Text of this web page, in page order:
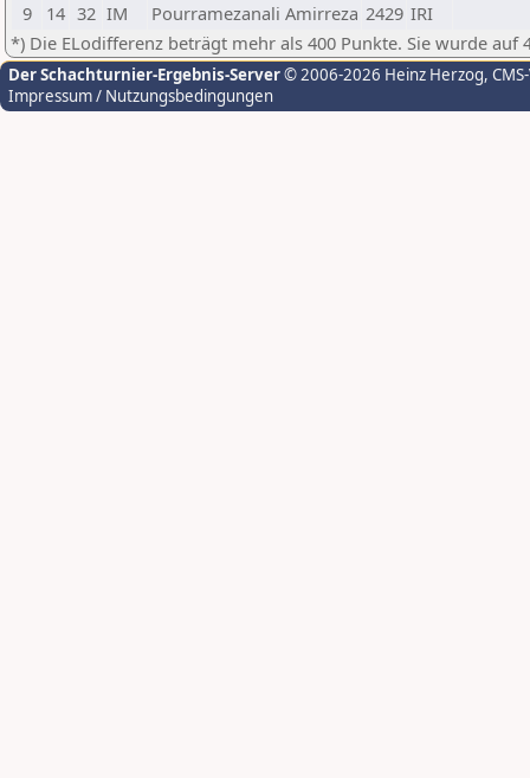
9
14 32 IM Pourramezanali Amirreza 2429 IRI
*) Die ELodifferenz beträgt mehr als 400 Punkte. Sie wurde auf
Der Schachturnier-Ergebnis-Server© 2006-2026 Heinz Herzog,
Impressum / Nutzungsbedingungen